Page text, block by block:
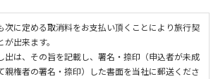
次に定める取消料をお支払い頂くことにより旅行契
出来ます。
出は、その旨を記載し、署名・捺印（申込者が未成
親権者の署名・捺印）した書面を当社に郵送くださ